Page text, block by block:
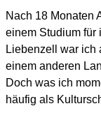
Nach 18 Monaten
einem Studium für
Liebenzell war ich
einem anderen
Doch was ich
häufig als